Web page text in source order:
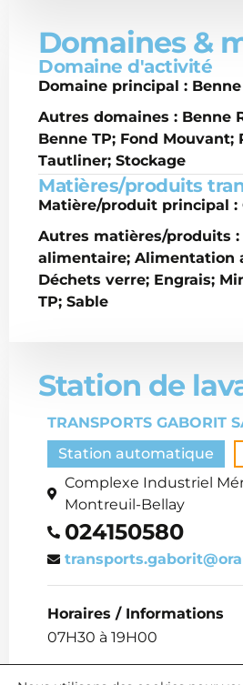
Domaines &
Domaine d'activité
Domaine principal :
Autres domaines : Benne
Benne TP; Fond Mouvant;
Tautliner; Stockage
Matières/produits
Matière/produit principal :
Autres matières/produits :
alimentaire; Alimentation
Déchets verre; Engrais;
TP; Sable
Station de
TRANSPORTS GABORIT
Station automatique
Complexe Industriel
Montreuil-Bellay
024150580
Horaires / Informations
07H30 à 19H00